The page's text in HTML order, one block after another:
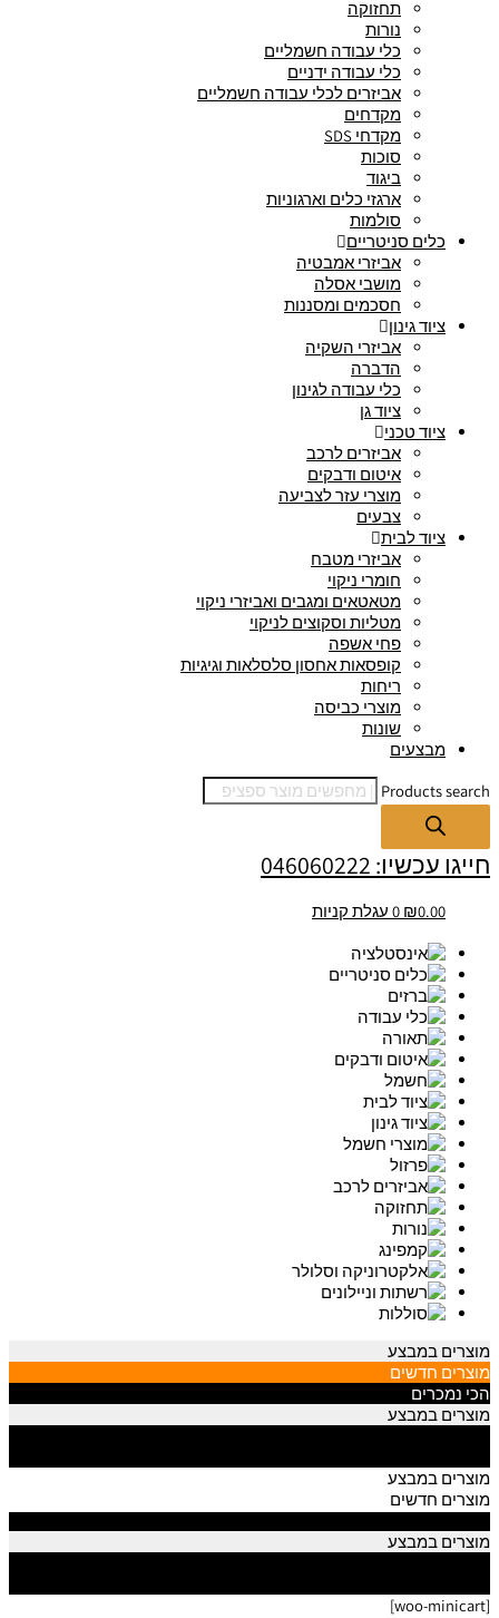
תחזוקה
נורות
כלי עבודה חשמליים
כלי עבודה ידניים
אביזרים לכלי עבודה חשמליים
מקדחים
מקדחי SDS
סוכות
ביגוד
ארגזי כלים וארגוניות
סולמות
כלים סניטריים
אביזרי אמבטיה
מושבי אסלה
חסכמים ומסננות
ציוד גינון
אביזרי השקיה
הדברה
כלי עבודה לגינון
ציוד גן
ציוד טכני
אביזרים לרכב
איטום ודבקים
מוצרי עזר לצביעה
צבעים
ציוד לבית
אביזרי מטבח
חומרי ניקוי
מטאטאים ומגבים ואביזרי ניקוי
מטליות וסקוצים לניקוי
פחי אשפה
קופסאות אחסון סלסלאות וגיגיות
ריחות
מוצרי כביסה
שונות
מבצעים
Products search
חייגו עכשיו: 046060222
₪0.00
0 עגלת קניות
מוצרים במבצע
מוצרים חדשים
הכי נמכרים
מוצרים במבצע
מוצרים במבצע
מוצרים חדשים
מוצרים במבצע
[woo-minicart]